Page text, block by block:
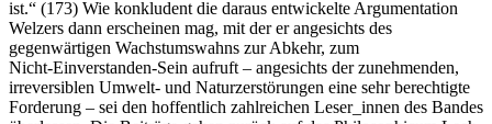
ist.“ (173) Wie konkludent die daraus entwickelte Argumentation
Welzers dann erscheinen mag, mit der er angesichts des
gegenwärtigen Wachstumswahns zur Abkehr, zum
Nicht‑Einverstanden‑Sein aufruft – angesichts der zunehmenden,
irreversiblen Umwelt‑ und Naturzerstörungen eine sehr berechtigte
Forderung – sei den hoffentlich zahlreichen Leser_innen des Bandes